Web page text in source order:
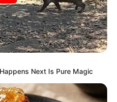
birləşdirdi, yeni
Next Is Pure Magic